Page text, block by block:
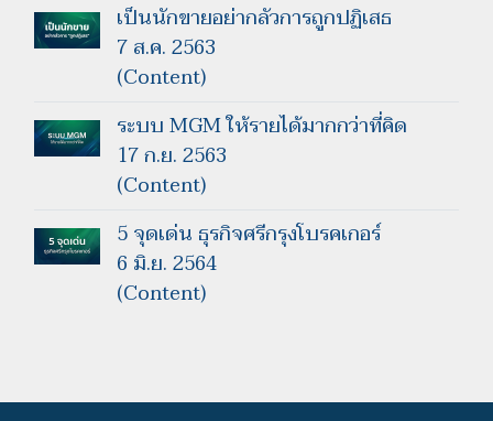
เป็นนักขายอย่ากลัวการถูกปฏิเสธ
7 ส.ค. 2563
(Content)
ระบบ MGM ให้รายได้มากกว่าที่คิด
17 ก.ย. 2563
(Content)
5 จุดเด่น ธุรกิจศรีกรุงโบรคเกอร์
6 มิ.ย. 2564
(Content)